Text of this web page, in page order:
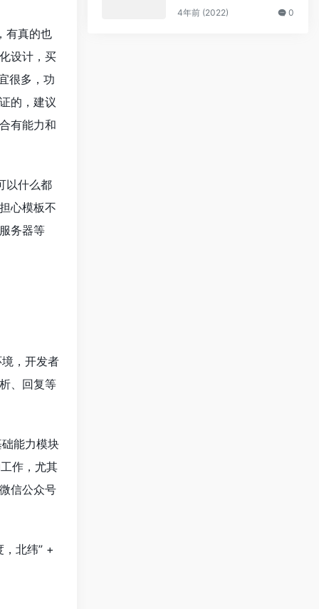
有真的也
设计，买
很多，功
的，建议
有能力和
以什么都
心模板不
务器等
，开发者
、回复等
能力模块
作，尤其
信公众号
北纬” +
4年前 (2022) 0